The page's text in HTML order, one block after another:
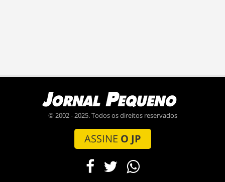
© 2002 - 2025. Todos os direitos reservados
ASSINE O JP